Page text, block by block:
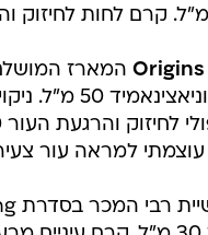
Origins